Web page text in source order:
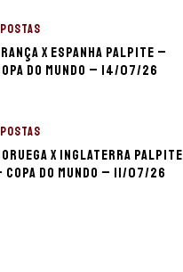
x Espanha palpite –
do Mundo – 14/07/26
x Inglaterra palpite
Copa do Mundo – 11/07/26